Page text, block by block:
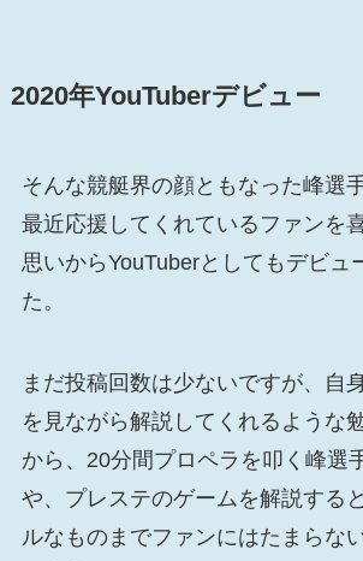
2020年YouTuberデビュー
そんな競艇界の顔ともなった峰選
最近応援してくれているファンを
思いからYouTuberとしてもデビュ
た。
まだ投稿回数は少ないですが、自
を見ながら解説してくれるような
から、20分間プロペラを叩く峰選
や、プレステのゲームを解説する
ルなものまでファンにはたまらな